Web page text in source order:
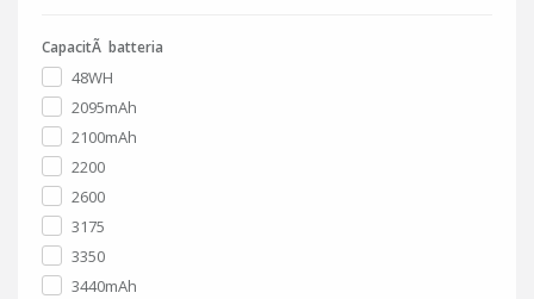
CapacitÃ batteria
48WH
2095mAh
2100mAh
2200
2600
3175
3350
3440mAh